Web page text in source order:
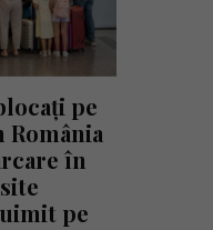
pe
în
pe